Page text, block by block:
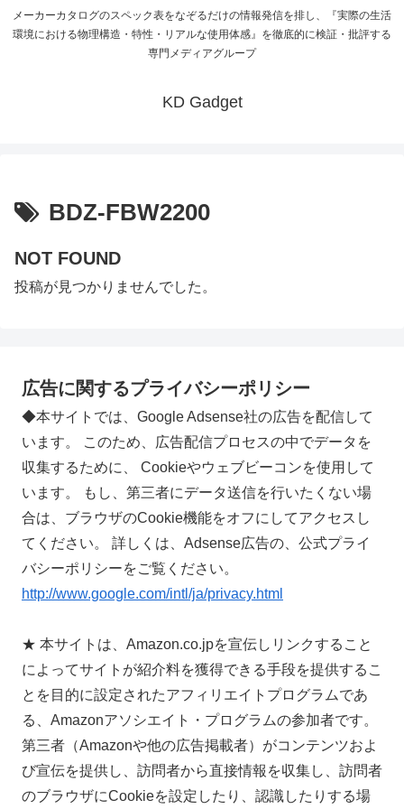
メーカーカタログのスペック表をなぞるだけの情報発信を排し、『実際の生活
環境における物理構造・特性・リアルな使用体感』を徹底的に検証・批評する
専門メディアグループ
KD Gadget
BDZ-FBW2200
NOT FOUND
投稿が見つかりませんでした。
広告に関するプライバシーポリシー
◆本サイトでは、Google Adsense社の広告を配信して
います。 このため、広告配信プロセスの中でデータを
収集するために、 Cookieやウェブビーコンを使用して
います。 もし、第三者にデータ送信を行いたくない場
合は、ブラウザのCookie機能をオフにしてアクセスし
てください。 詳しくは、Adsense広告の、公式プライ
バシーポリシーをご覧ください。
http://www.google.com/intl/ja/privacy.html
★ 本サイトは、Amazon.co.jpを宣伝しリンクすること
によってサイトが紹介料を獲得できる手段を提供するこ
とを目的に設定されたアフィリエイトプログラムであ
る、Amazonアソシエイト・プログラムの参加者です。
第三者（Amazonや他の広告掲載者）がコンテンツおよ
び宣伝を提供し、訪問者から直接情報を収集し、訪問者
のブラウザにCookieを設定したり、認識したりする場